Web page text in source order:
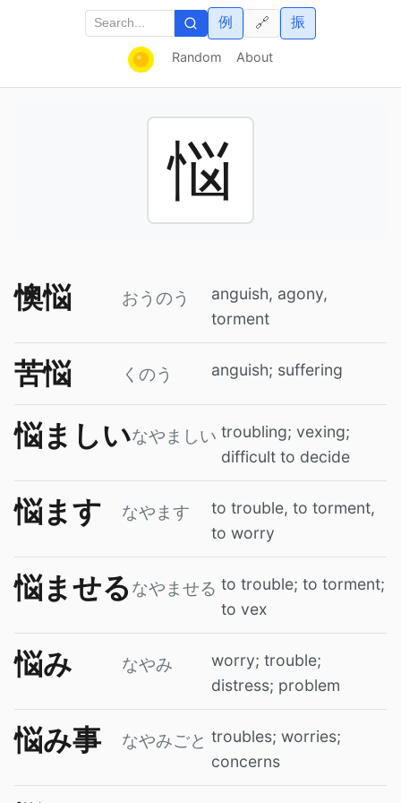
Random About
例 振
🔗
悩
懊悩 おうのう
anguish, agony,
torment
苦悩 くのう anguish; suffering
悩ましいなやましい troubling; vexing;
difficult to decide
悩ます なやます
to trouble, to torment,
to worry
悩ませる なやませる to trouble; to torment;
to vex
悩み なやみ
worry; trouble;
distress; problem
悩み事 なやみごと troubles; worries;
concerns